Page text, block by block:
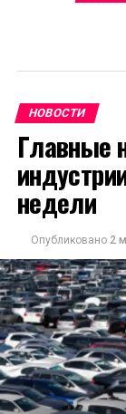
НОВОСТИ
Главные
недели
Опубликовано 2